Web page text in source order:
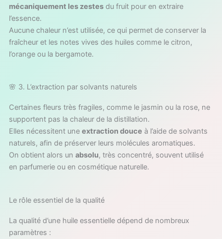
mécaniquement les zestesdu fruit pour en extraire
l’essence.
Aucune chaleur n’est utilisée, ce qui permet de conserver la
fraîcheur et les notes vives des huiles comme le citron,
l’orange ou la bergamote.
🌸 3. L’extraction par solvants naturels
Certaines fleurs très fragiles, comme le jasmin ou la rose, ne
supportent pas la chaleur de la distillation.
Elles nécessitent une extraction douce à l’aide de solvants
naturels, afin de préserver leurs molécules aromatiques.
On obtient alors un absolu, très concentré, souvent utilisé
en parfumerie ou en cosmétique naturelle.
Le rôle essentiel de la qualité
La qualité d’une huile essentielle dépend de nombreux
paramètres :